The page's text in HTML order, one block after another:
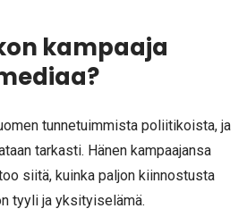
kampaaja
tunnetuimmista poliitikoista, ja
tarkasti. Hänen kampaajansa
siitä, kuinka paljon kiinnostusta
tyyli ja yksityiselämä.